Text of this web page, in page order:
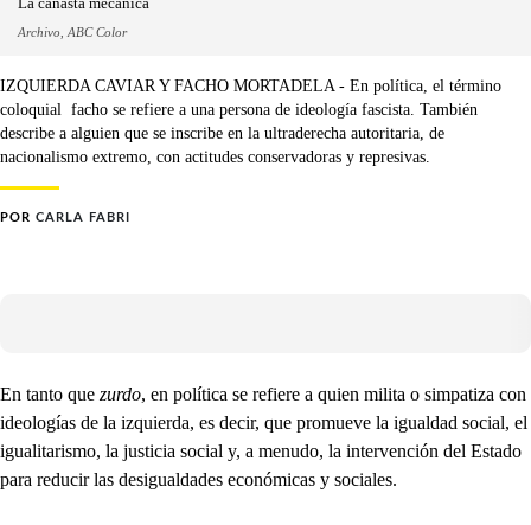
Archivo, ABC Color
IZQUIERDA CAVIAR Y FACHO MORTADELA - En política, el término
coloquial facho se refiere a una persona de ideología fascista. También
describe a alguien que se inscribe en la ultraderecha autoritaria, de
nacionalismo extremo, con actitudes conservadoras y represivas.
POR CARLA FABRI
En tanto que zurdo, en política se refiere a quien milita o simpatiza con
ideologías de la izquierda, es decir, que promueve la igualdad social, el
igualitarismo, la justicia social y, a menudo, la intervención del Estado
para reducir las desigualdades económicas y sociales.